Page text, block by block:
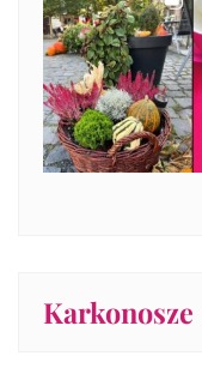
Karkonosze